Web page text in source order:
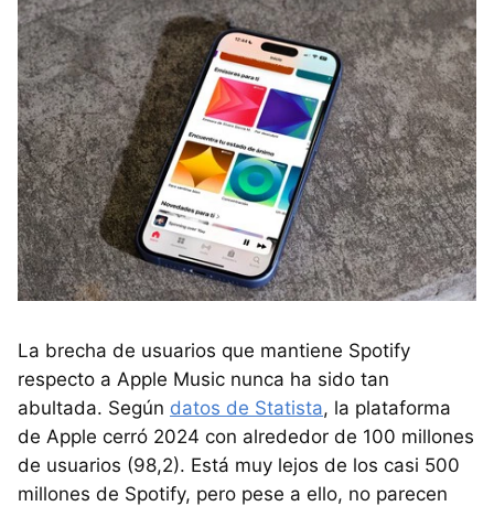
La brecha de usuarios que mantiene Spotify
respecto a Apple Music nunca ha sido tan
abultada. Según datos de Statista, la plataforma
de Apple cerró 2024 con alrededor de 100 millones
de usuarios (98,2). Está muy lejos de los casi 500
millones de Spotify, pero pese a ello, no parecen